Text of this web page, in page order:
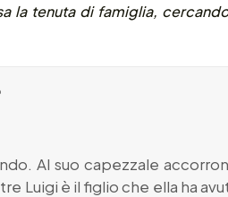
la tenuta di famiglia,
Al suo capezzale
Luigi è il figlio che ella ha